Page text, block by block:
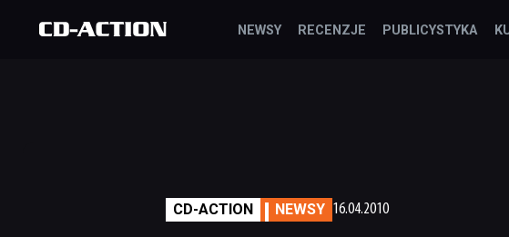
NEWSY RECENZJE PUBLICYSTYKA
CD-ACTION NEWSY 16.04.2010